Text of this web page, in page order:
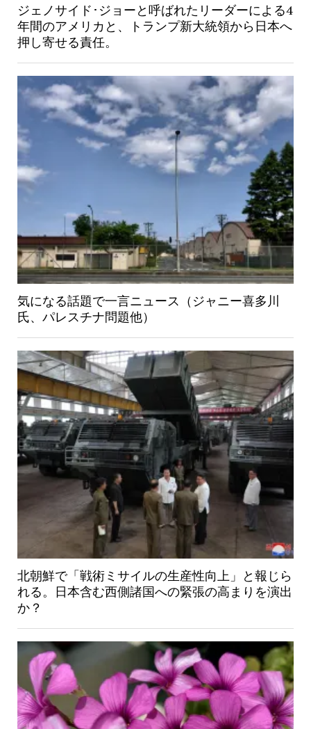
ジェノサイド･ジョーと呼ばれたリーダーによる4
年間のアメリカと、トランプ新大統領から日本へ
押し寄せる責任。
気になる話題で一言ニュース（ジャニー喜多川
氏、パレスチナ問題他）
北朝鮮で「戦術ミサイルの生産性向上」と報じら
れる。日本含む西側諸国への緊張の高まりを演出
か？